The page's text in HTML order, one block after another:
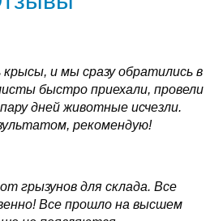
крысы, и мы сразу обратились в
быстро приехали, провели
дней животные исчезли.
рекомендую!
грызунов для склада. Все
Все прошло на высшем